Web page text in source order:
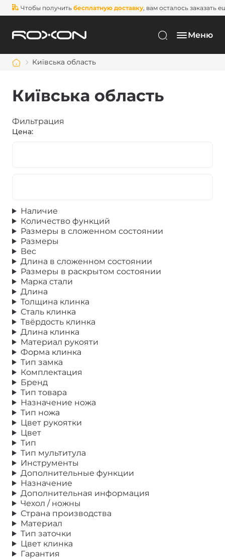
Чтобы получить бесплатную доставку, вам осталось заказать
Меню
Київська область
Київська область
Фильтрация
Цена:
Наличие
Количество функций
Размеры в сложенном состоянии
Размеры
Вес
Длина в сложенном состоянии
Размеры в раскрытом состоянии
Марка стали
Длина
Толщина клинка
Сталь клинка
Твёрдость клинка
Длина клинка
Материал рукояти
Форма клинка
Тип замка
Комплектация
Бренд
Тип товара
Назначение ножа
Тип ножа
Цвет рукоятки
Цвет
Тип
Тип мультитула
Инструменты
Дополнительные функции
Назначение
Дополнительная информация
Чехол / ножны
Страна производства
Материал
Тип заточки
Цвет клинка
Гарантия